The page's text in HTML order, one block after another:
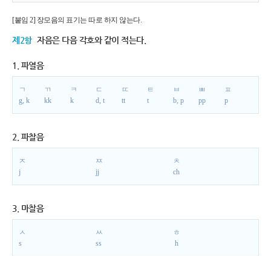
[붙임 2] 장모음의 표기는 따로 하지 않는다.
제2항 자음은 다음 각호와 같이 적는다.
1. 파열음
ㄱ
g, k
ㄲ
kk
ㅋ
k
ㄷ
d, t
ㄸ
tt
ㅌ
t
ㅂ
b, p
ㅃ
pp
ㅍ
p
2. 파찰음
ㅈ
j
ㅉ
jj
ㅊ
ch
3. 마찰음
ㅅ
s
ㅆ
ss
ㅎ
h